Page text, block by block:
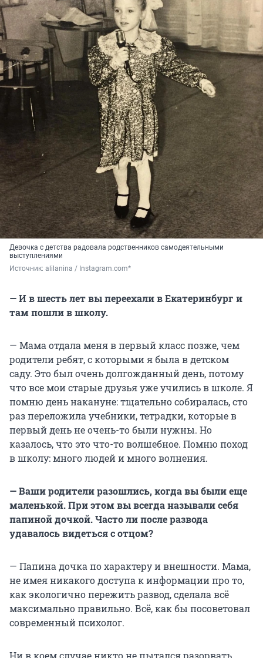
Девочка с детства радовала родственников самодеятельными
выступлениями
Источник: alilanina / Instagram.com*
— И в шесть лет вы переехали в Екатеринбург и
там пошли в школу.
— Мама отдала меня в первый класс позже, чем
родители ребят, с которыми я была в детском
саду. Это был очень долгожданный день, потому
что все мои старые друзья уже учились в школе. Я
помню день накануне: тщательно собиралась, сто
раз переложила учебники, тетрадки, которые в
первый день не очень-то были нужны. Но
казалось, что это что-то волшебное. Помню поход
в школу: много людей и много волнения.
— Ваши родители разошлись, когда вы были еще
маленькой. При этом вы всегда называли себя
папиной дочкой. Часто ли после развода
удавалось видеться с отцом?
— Папина дочка по характеру и внешности. Мама,
не имея никакого доступа к информации про то,
как экологично пережить развод, сделала всё
максимально правильно. Всё, как бы посоветовал
современный психолог.
Ни в коем случае никто не пытался разорвать